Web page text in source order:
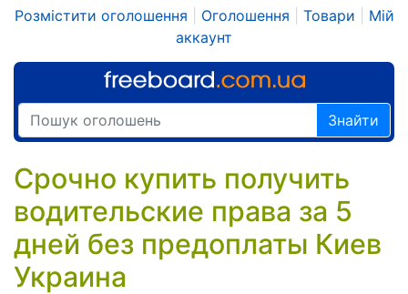
Розмістити оголошення Оголошення Товари
Мій
аккаунт
Знайти
Срочно купить получить
водительские права за 5
дней без предоплаты Киев
Украина